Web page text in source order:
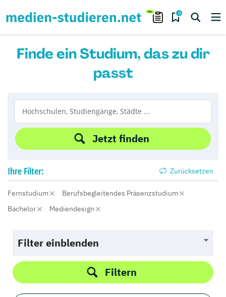
0
Finde ein Studium, das zu dir
passt
Jetzt finden
Ihre Filter: Zurücksetzen
Fernstudium
Berufsbegleitendes Präsenzstudium
Bachelor
Mediendesign
Filter einblenden
Filtern